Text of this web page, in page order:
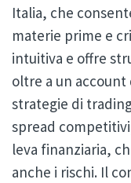
Italia, che
materie prime e
intuitiva e offre
oltre a un
strategie di
spread
leva finanziaria,
anche i rischi. Il